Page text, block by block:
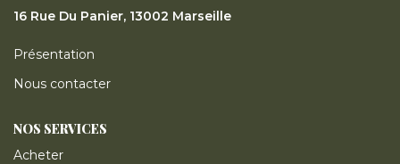
16 Rue Du Panier, 13002 Marseille
Présentation
Nous contacter
NOS SERVICES
Acheter